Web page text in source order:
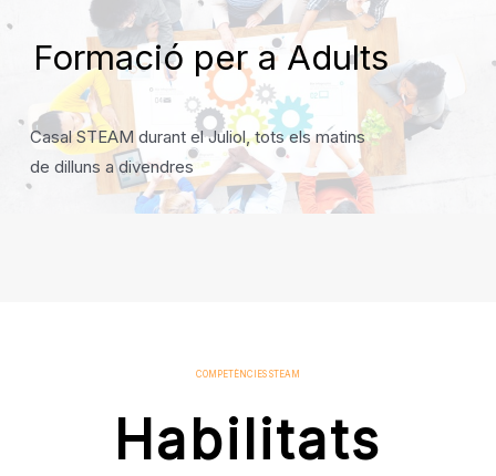
Formació per a Adults
Casal STEAM durant el Juliol, tots els matins
de dilluns a divendres
COMPETÈNCIES STEAM
Habilitats